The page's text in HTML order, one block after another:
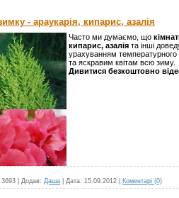
- араукарія, кипарис, азалія
Часто ми думаємо, що
кипарис, азалія та інші
урахуванням температурного
та яскравим квітам всю зиму.
Дивитися безкоштовно
3693 Додав: Даша Дата: 15.09.2012 Коментарі (0)